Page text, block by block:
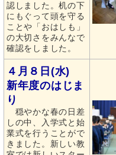
認しました。机の下
にもぐって頭を守る
ことや「おはしも」
の大切さをみんなで
確認をしました。
４月８日(水)
新年度のはじま
り
穏やかな春の日差
しの中、入学式と始
業式を行うことがで
きました。新しい教